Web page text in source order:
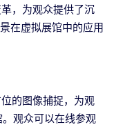
，为观众提供了沉
在虚拟展馆中的应用
的图像捕捉，为观
观众可以在线参观